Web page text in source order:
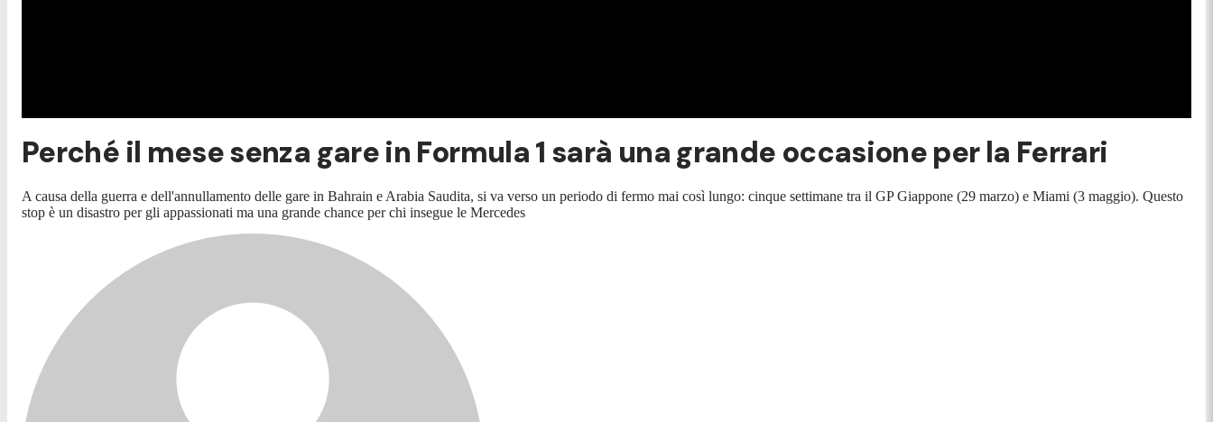
Perché il mese senza gare in Formula 1 sarà una grande occasione per la Ferrari
A causa della guerra e dell'annullamento delle gare in Bahrain e Arabia Saudita, si va verso un periodo di fermo mai così lungo: cinque settimane tra il GP Giappone (29 marzo) e Miami (3 maggio). Questo
stop è un disastro per gli appassionati ma una grande chance per chi insegue le Mercedes